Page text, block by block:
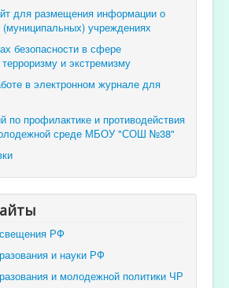
для размещения информации о
(муниципальных) учреждениях
безопасности в сфере
и экстремизму
в электронном журнале для
по профилактике и противодействия
среде МБОУ "СОШ №38"
РФ
и науки РФ
и молодежной политики ЧР